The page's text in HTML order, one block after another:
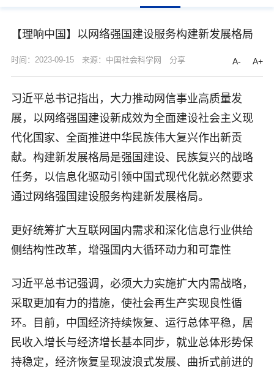
【理响中国】以网络强国建设服务构建新发展格局
时间：2023-09-15 来源：中国社会科学网 分享 A- A+
习近平总书记指出，大力推动网信事业高质量发
展，以网络强国建设新成效为全面建设社会主义现
代化国家、全面推进中华民族伟大复兴作出新贡
献。构建新发展格局是强国建设、民族复兴的战略
任务，以信息化驱动引领中国式现代化就必然要求
通过网络强国建设服务构建新发展格局。
更好统筹扩大互联网国内需求和深化信息行业供给
侧结构性改革，增强国内大循环动力和可靠性
习近平总书记强调，必须大力实施扩大内需战略，
采取更加有力的措施，使社会再生产实现良性循
环。目前，中国经济持续恢复、运行总体平稳，居
民收入增长与经济增长基本同步，就业总体形势保
持稳定，经济恢复呈现波浪式发展、曲折式前进的